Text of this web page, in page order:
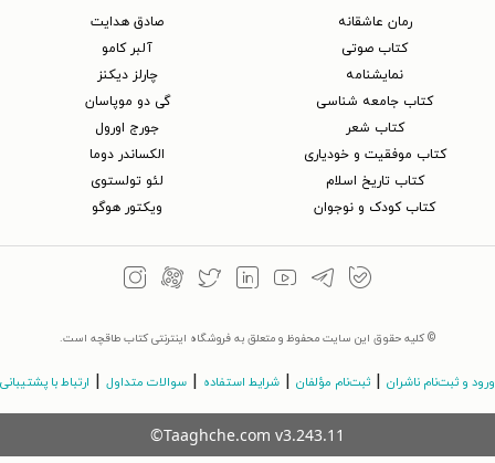
رمان عاشقانه
کتاب‌ صوتی
نمایشنامه
کتاب جامعه شناسی
کتاب شعر
کتاب موفقیت و خودیاری
کتاب تاریخ اسلام
کتاب کودک و نوجوان
صادق هدایت
آلبر کامو
چارلز دیکنز
گی دو موپاسان
جورج اورول
الکساندر دوما
لئو تولستوی
ویکتور هوگو
© کلیه حقوق این سایت محفوظ و متعلق به فروشگاه اینترنتی کتاب طاقچه است.
ورود و ثبت‌نام ناشران ثبت‌نام مؤلفان شرایط استفاده سوالات متداول ارتباط با پشتیبانی
©Taaghche.com v3.243.11